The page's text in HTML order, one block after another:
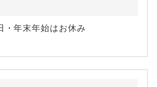
・年末年始はお休み